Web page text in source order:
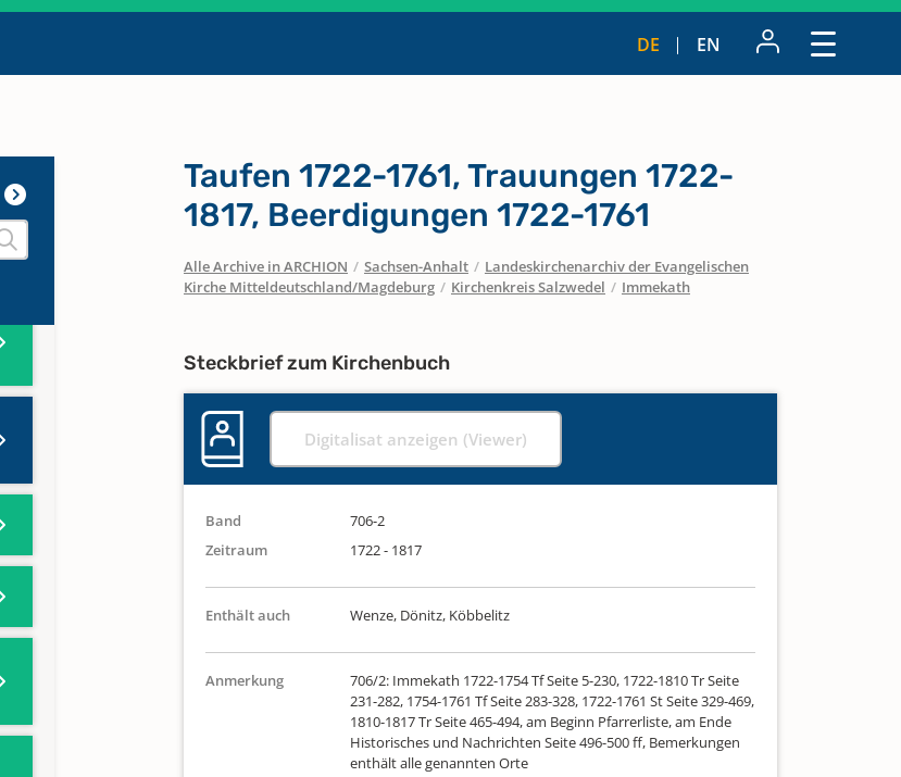
DE EN
Taufen 1722-1761, Trauungen 1722-
1817, Beerdigungen 1722-1761
Alle Archive in ARCHION / Sachsen-Anhalt / Landeskirchenarchiv der Evangelischen
Kirche Mitteldeutschland/Magdeburg / Kirchenkreis Salzwedel / Immekath
Steckbrief zum Kirchenbuch
Digitalisat anzeigen (Viewer)
Band
706-2
Zeitraum
1722 - 1817
Enthält auch Wenze, Dönitz, Köbbelitz
Anmerkung
706/2: Immekath 1722-1754 Tf Seite 5-230, 1722-1810 Tr Seite
231-282, 1754-1761 Tf Seite 283-328, 1722-1761 St Seite 329-469,
1810-1817 Tr Seite 465-494, am Beginn Pfarrerliste, am Ende
Historisches und Nachrichten Seite 496-500 ff, Bemerkungen
enthält alle genannten Orte